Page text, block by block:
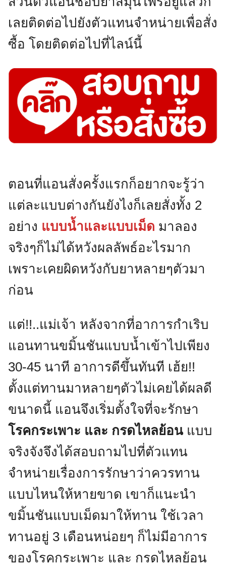
เลยติดต่อไปยังตัวแทนจำหน่ายเพื่อสั่ง
ซื้อ โดยติดต่อไปที่ไลน์นี้
ตอนที่แอนสั่งครั้งแรกก็อยากจะรู้ว่า
แต่ละแบบต่างกันยังไงก็เลยสั่งทั้ง 2
อย่าง แบบน้ำและแบบเม็ด มาลอง
จริงๆก็ไม่ได้หวังผลลัพธ์อะไรมาก
เพราะเคยผิดหวังกับยาหลายๆตัวมา
ก่อน
แต่!!..แม่เจ้า หลังจากที่อาการกำเริบ
แอนทานขมิ้นชันแบบน้ำเข้าไปเพียง
30-45 นาที อาการดีขึ้นทันที เฮ้ย!!
ตั้งแต่ทานมาหลายๆตัวไม่เคยได้ผลดี
ขนาดนี้ แอนจึงเริ่มตั้งใจที่จะรักษา
โรคกระเพาะ และ กรดไหลย้อนแบบ
จริงจังจึงได้สอบถามไปที่ตัวแทน
จำหน่ายเรื่องการรักษาว่าควรทาน
แบบไหนให้หายขาด เขาก็แนะนำ
ขมิ้นชันแบบเม็ดมาให้ทาน ใช้เวลา
ทานอยู่ 3 เดือนหน่อยๆ ก็ไม่มีอาการ
ของโรคกระเพาะ และ กรดไหลย้อน